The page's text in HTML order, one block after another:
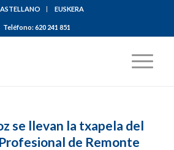
EUSKERA
Teléfono:620 241 851
se llevan la txapela del
de Remonte